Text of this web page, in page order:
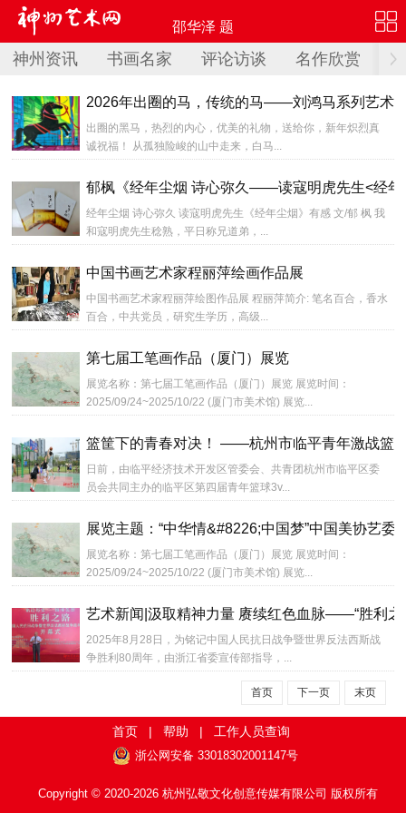
邵华泽 题
神州资讯 书画名家 评论访谈 名作欣赏
2026年出圈的马，传统的马——刘鸿马系列艺术
出圈的黑马，热烈的内心，优美的礼物，送给你，新年炽烈真
诚祝福！ 从孤独险峻的山中走来，白马...
郁枫《经年尘烟 诗心弥久——读寇明虎先生<经年
经年尘烟 诗心弥久 读寇明虎先生《经年尘烟》有感 文/郁 枫 我
和寇明虎先生稔熟，平日称兄道弟，...
中国书画艺术家程丽萍绘画作品展
中国书画艺术家程丽萍绘图作品展 程丽萍简介: 笔名百合，香水
百合，中共党员，研究生学历，高级...
第七届工笔画作品（厦门）展览
展览名称：第七届工笔画作品（厦门）展览 展览时间：
2025/09/24~2025/10/22 (厦门市美术馆) 展览...
篮筐下的青春对决！ ——杭州市临平青年激战篮
日前，由临平经济技术开发区管委会、共青团杭州市临平区委
员会共同主办的临平区第四届青年篮球3v...
展览主题：“中华情&#8226;中国梦”中国美协艺委
展览名称：第七届工笔画作品（厦门）展览 展览时间：
2025/09/24~2025/10/22 (厦门市美术馆) 展览...
艺术新闻|汲取精神力量 赓续红色血脉——“胜利之
2025年8月28日，为铭记中国人民抗日战争暨世界反法西斯战
争胜利80周年，由浙江省委宣传部指导，...
首页 下一页 末页
首页 | 帮助 | 工作人员查询
浙公网安备 33018302001147号
Copyright © 2020-2026 杭州弘敬文化创意传媒有限公司 版权所有